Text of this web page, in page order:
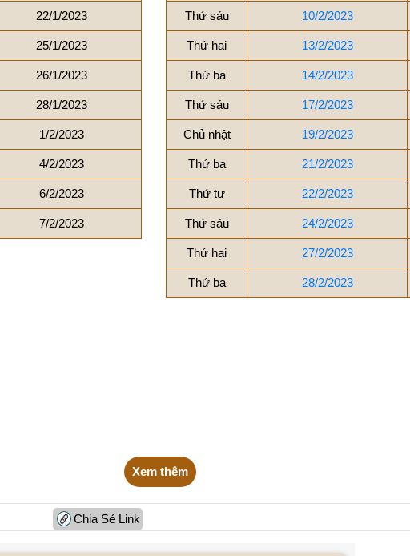
22/1/2023
25/1/2023
26/1/2023
28/1/2023
1/2/2023
4/2/2023
6/2/2023
7/2/2023
Thứ sáu 10/2/2023
Thứ hai 13/2/2023
Thứ ba 14/2/2023
Thứ sáu 17/2/2023
Chủ nhật 19/2/2023
Thứ ba 21/2/2023
Thứ tư 22/2/2023
Thứ sáu 24/2/2023
Thứ hai 27/2/2023
Thứ ba 28/2/2023
Xem thêm
Chia Sẻ Link